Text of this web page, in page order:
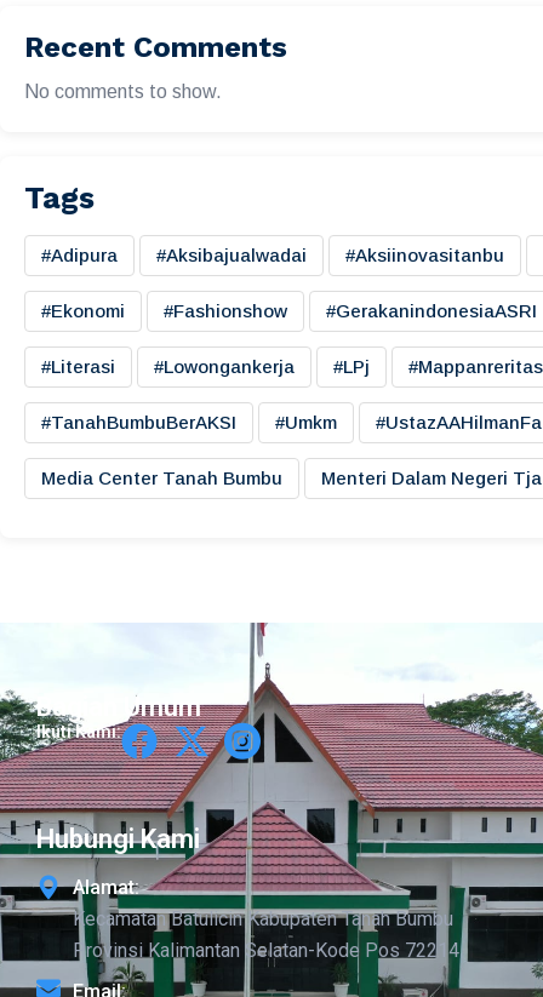
Recent Comments
No comments to show.
Tags
#adipura #aksibajualwadai #aksiinovasitanbu
#ekonomi #fashionshow #gerakanindonesiaASRI
#literasi #lowongankerja #LPj
#TanahBumbuBerAKSI #umkm
Media Center Tanah Bumbu Menteri Dalam Negeri
Bagian Umum
Ikuti Kami:
Hubungi Kami
Alamat:
Kecamatan Batulicin Kabupaten Tanah Bumbu
Provinsi Kalimantan Selatan-Kode Pos 72214
Email: